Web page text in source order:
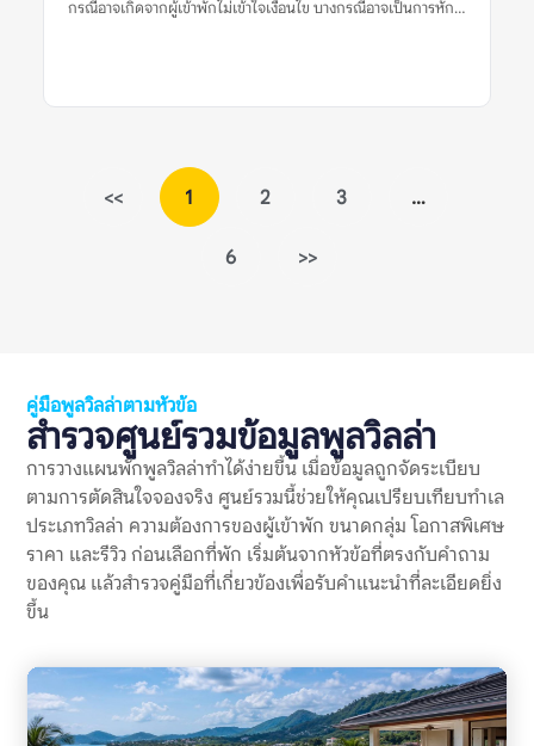
เสียงได้ง่าย หากผู้เข้าพักต้องการจัดปาร์ตี้ […]
กรณีอาจเกิดจากผู้เข้าพักไม่เข้าใจเงื่อนไข บางกรณีอาจเป็นการหัก
เตือนหมายถึงอะไร? ข้อร้องเรียนเงินมัดจำพูลวิลล่าเป็นสัญญาณ
เตือน หมายถึงรีวิวที่ผู้เข้าพักพูดถึงปัญหาเกี่ยวกับเงินมัดจำ เช่น คืน
เงินช้า หักเงินโดยไม่อธิบาย เงื่อนไขไม่ชัด หรือยอดเงินที่ต้องวาง
คุ้มครองความเสียหายที่อาจเกิดขึ้นกับบ้าน เช่น เฟอร์นิเจอร์เสียหาย
ไว้ก่อนหรือไม่ เจ้าของอธิบายอย่างไร และมีผู้เข้าพักคนอื่นเจอ
ปัญหาแบบเดียวกันซ้ำหรือเปล่า ทำไมข้อร้องเรียนเรื่องเงินมัดจำจึง
สำคัญ? พูลวิลล่ามักมีค่าใช้จ่ายสูงกว่าที่พักทั่วไป และมักจองเป็นก
ลุ่ม การวางเงินมัดจำจึงอาจเป็นจำนวนเงินที่ไม่น้อย หากเกิดความ
เข้าใจผิดเรื่องการคืนเงินหรือการหักเงิน อาจกระทบความรู้สึกของ
ทั้งกลุ่ม แม้ตัวบ้านจะดีหรือทริปโดยรวมจะสนุกก็ตาม ข้อร้องเรียน
เงินมัดจำพูลวิลล่าเป็นสัญญาณเตือนที่สำคัญ เพราะช่วยสะท้อน
หลายเรื่องพร้อมกัน ได้แก่ ความชัดเจนของกฎบ้าน ความโปร่งใส
ของค่าใช้จ่าย วิธีสื่อสารของเจ้าของที่พัก […]
<< 1 2 3 …
6 >>
คู่มือพูลวิลล่าตามหัวข้อ
สำรวจศูนย์รวมข้อมูลพูลวิลล่า
การวางแผนพักพูลวิลล่าทำได้ง่ายขึ้น เมื่อข้อมูลถูกจัดระเบียบ
ตามการตัดสินใจจองจริง ศูนย์รวมนี้ช่วยให้คุณเปรียบเทียบทำเล
ประเภทวิลล่า ความต้องการของผู้เข้าพัก ขนาดกลุ่ม โอกาสพิเศษ
ราคา และรีวิว ก่อนเลือกที่พัก เริ่มต้นจากหัวข้อที่ตรงกับคำถาม
ของคุณ แล้วสำรวจคู่มือที่เกี่ยวข้องเพื่อรับคำแนะนำที่ละเอียดยิ่ง
ขึ้น